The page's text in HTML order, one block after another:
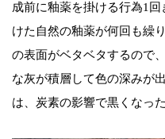
成前に釉薬を掛ける行為1
けた自然の釉薬が何回も繰
の表面がベタベタするので
な灰が積層して色の深みが
は、炭素の影響で黒くなっ